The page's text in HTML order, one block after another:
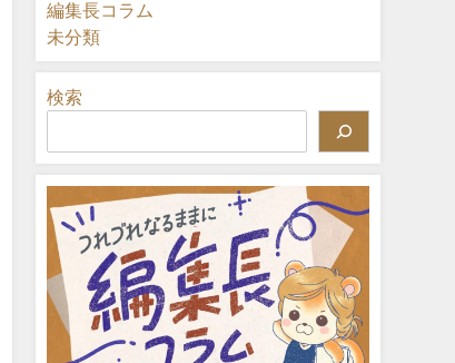
編集長コラム
未分類
検索